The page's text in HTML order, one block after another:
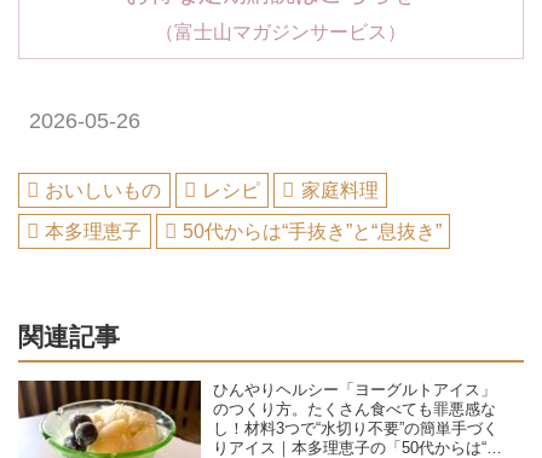
（富士山マガジンサービス）
2026-05-26
おいしいもの レシピ
家庭料理
本多理恵子
50代からは“手抜き”と“息抜き”
関連記事
ひんやりヘルシー「ヨーグルトアイス」
のつくり方。たくさん食べても罪悪感な
し！材料3つで“水切り不要”の簡単手づく
りアイス｜本多理恵子の「50代からは“手